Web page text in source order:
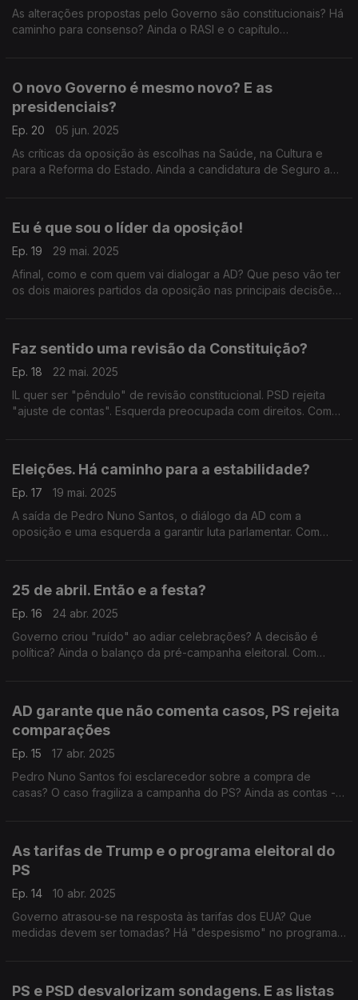
As alterações propostas pelo Governo são constitucionais? Há
caminho para consenso? Ainda o RASI e o capítulo
O novo Governo é mesmo novo? E as
presidenciais?
Ep. 20
05 jun. 2025
As críticas da oposição às escolhas na Saúde, na Cultura e
para a Reforma do Estado. Ainda a candidatura de Seguro a
Eu é que sou o líder da oposição!
Ep. 19
29 mai. 2025
Afinal, como e com quem vai dialogar a AD? Que peso vão ter
os dois maiores partidos da oposição nas principais decisões?
Faz sentido uma revisão da Constituição?
Ep. 18
22 mai. 2025
IL quer ser "pêndulo" de revisão constitucional. PSD rejeita
"ajuste de contas". Esquerda preocupada com direitos. Com
Eleições. Há caminho para a estabilidade?
Ep. 17
19 mai. 2025
A saída de Pedro Nuno Santos, o diálogo da AD com a
oposição e uma esquerda a garantir luta parlamentar. Com
25 de abril. Então e a festa?
Ep. 16
24 abr. 2025
Governo criou "ruído" ao adiar celebrações? A decisão é
política? Ainda o balanço da pré-campanha eleitoral. Com
AD garante que não comenta casos, PS rejeita
comparações
Ep. 15
17 abr. 2025
Pedro Nuno Santos foi esclarecedor sobre a compra de
casas? O caso fragiliza a campanha do PS? Ainda as contas - e
As tarifas de Trump e o programa eleitoral do
PS
Ep. 14
10 abr. 2025
Governo atrasou-se na resposta às tarifas dos EUA? Que
medidas devem ser tomadas? Há "despesismo" no programa
PS e PSD desvalorizam sondagens. E as listas